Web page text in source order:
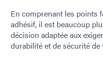
En comprenant les points
adhésif, il est beaucoup
décision adaptée aux
durabilité et de sécurité